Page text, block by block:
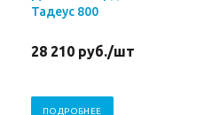
Тадеус 800
28 210 руб./шт
ПОДРОБНЕЕ